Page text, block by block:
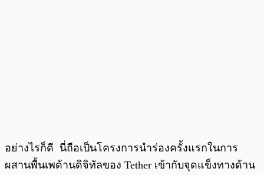
อย่างไรก็ดี นี่ถือเป็นโครงการนำร่องครั้งแรกในการ
ผสานพื้นเพด้านดิจิทัลของ Tether เข้ากับจุดแข็งทางด้าน